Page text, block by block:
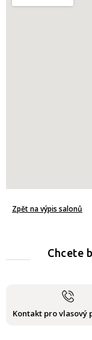
Zpět na výpis salonů
Chcete
Kontakt pro vlasový